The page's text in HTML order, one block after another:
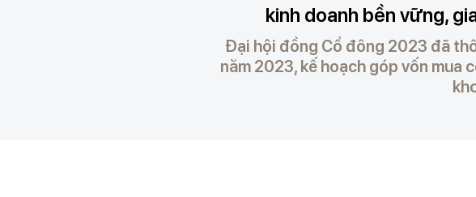
kinh doanh bền vững,
Đại hội đồng Cổ đông 2023 đã
năm 2023, kế hoạch góp vốn mua